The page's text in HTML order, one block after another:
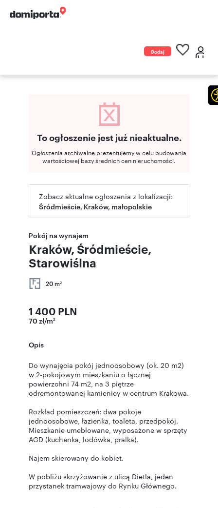
Dodaj
To ogłoszenie jest już nieaktualne.
Ogłoszenia archiwalne prezentujemy w celu budowania
wartościowej bazy średnich cen nieruchomości.
Zobacz aktualne ogłoszenia z lokalizacji:
Śródmieście, Kraków, małopolskie
Pokój na wynajem
Kraków, Śródmieście,
Starowiślna
20 m2
1 400 PLN
70 zł/m2
Opis
Do wynajęcia pokój jednoosobowy (ok. 20 m2)
w 2-pokojowym mieszkaniu o łącznej
powierzchni 74 m2, na 3 piętrze
odremontowanej kamienicy w centrum Krakowa.
Rozkład pomieszczeń: dwa pokoje
jednoosobowe, łazienka, toaleta, przedpokój.
Mieszkanie umeblowane, wyposażone w sprzęty
AGD (kuchenka, lodówka, pralka).
Najem skierowany do kobiet.
W pobliżu skrzyżowanie z ulicą Dietla, jeden
przystanek tramwajowy do Rynku Głównego.